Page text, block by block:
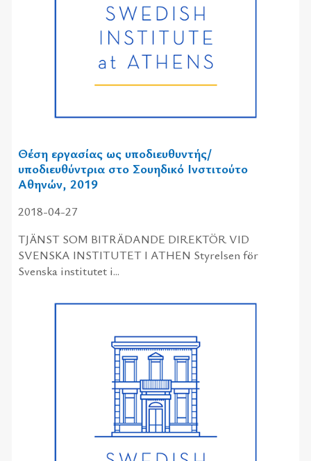
Θέση εργασίας ως υποδιευθυντής/
υποδιευθύντρια στο Σουηδικό Ινστιτούτο
Αθηνών, 2019
2018-04-27
TJÄNST SOM BITRÄDANDE DIREKTÖR VID
SVENSKA INSTITUTET I ATHEN Styrelsen för
Svenska institutet i...